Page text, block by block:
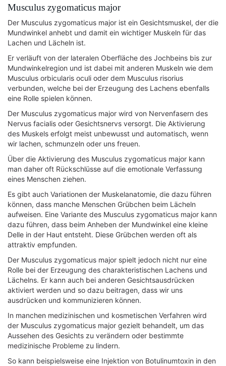
Musculus zygomaticus major
Der Musculus zygomaticus major ist ein Gesichtsmuskel, der die
Mundwinkel anhebt und damit ein wichtiger Muskeln für das
Lachen und Lächeln ist.
Er verläuft von der lateralen Oberfläche des Jochbeins bis zur
Mundwinkelregion und ist dabei mit anderen Muskeln wie dem
Musculus orbicularis oculi oder dem Musculus risorius
verbunden, welche bei der Erzeugung des Lachens ebenfalls
eine Rolle spielen können.
Der Musculus zygomaticus major wird von Nervenfasern des
Nervus facialis oder Gesichtsnervs versorgt. Die Aktivierung
des Muskels erfolgt meist unbewusst und automatisch, wenn
wir lachen, schmunzeln oder uns freuen.
Über die Aktivierung des Musculus zygomaticus major kann
man daher oft Rückschlüsse auf die emotionale Verfassung
eines Menschen ziehen.
Es gibt auch Variationen der Muskelanatomie, die dazu führen
können, dass manche Menschen Grübchen beim Lächeln
aufweisen. Eine Variante des Musculus zygomaticus major kann
dazu führen, dass beim Anheben der Mundwinkel eine kleine
Delle in der Haut entsteht. Diese Grübchen werden oft als
attraktiv empfunden.
Der Musculus zygomaticus major spielt jedoch nicht nur eine
Rolle bei der Erzeugung des charakteristischen Lachens und
Lächelns. Er kann auch bei anderen Gesichtsausdrücken
aktiviert werden und so dazu beitragen, dass wir uns
ausdrücken und kommunizieren können.
In manchen medizinischen und kosmetischen Verfahren wird
der Musculus zygomaticus major gezielt behandelt, um das
Aussehen des Gesichts zu verändern oder bestimmte
medizinische Probleme zu lindern.
So kann beispielsweise eine Injektion von Botulinumtoxin in den